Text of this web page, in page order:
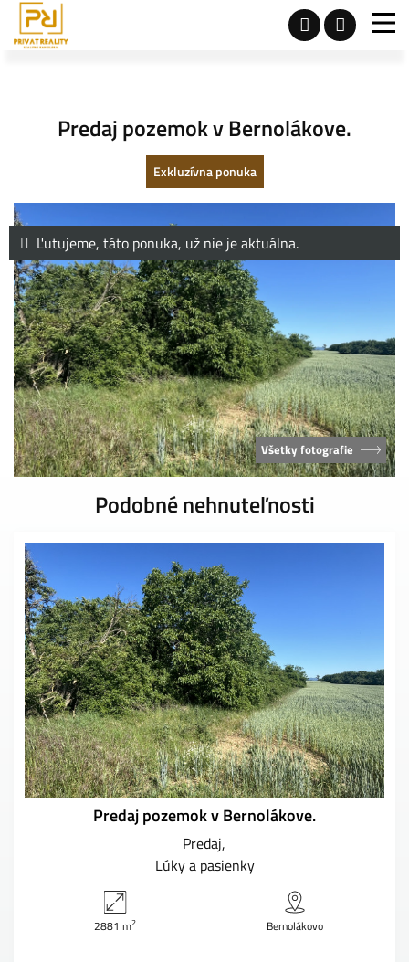
Predaj pozemok v Bernolákove.
Exkluzívna ponuka
Ľutujeme, táto ponuka, už nie je aktuálna.
Všetky fotografie
Podobné nehnuteľnosti
Predaj pozemok v Bernolákove.
Predaj
Lúky a pasienky
2881 m2 Bernolákovo